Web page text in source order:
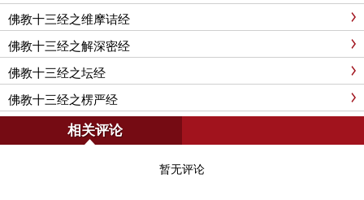
佛教十三经之维摩诘经
佛教十三经之解深密经
佛教十三经之坛经
佛教十三经之楞严经
相关评论
暂无评论